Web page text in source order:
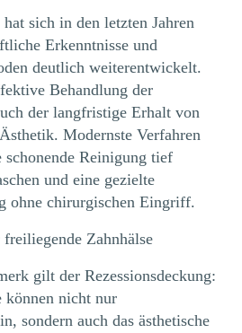
hat sich in den letzten Jahren
Erkenntnisse und
deutlich weiterentwickelt.
Behandlung der
der langfristige Erhalt von
Modernste Verfahren
schonende Reinigung tief
und eine gezielte
ohne chirurgischen Eingriff.
Zahnhälse
gilt der Rezessionsdeckung:
können nicht nur
sondern auch das ästhetische